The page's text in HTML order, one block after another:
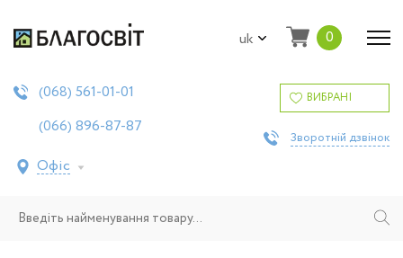
uk 0
(068) 561-01-01
(066) 896-87-87
Офіс
ВИБРАНІ
Зворотній дзвінок